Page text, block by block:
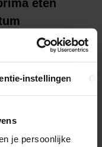
instellingen
je persoonlijke